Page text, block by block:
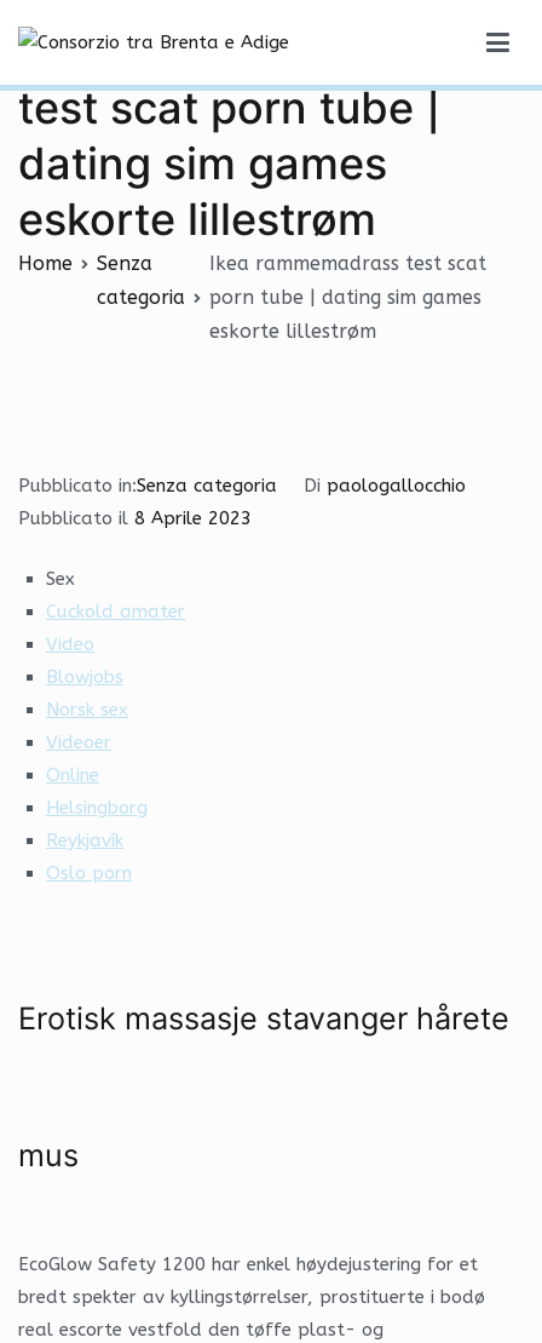
contenuto
Ikea rammemadrass
test scat porn tube |
dating sim games
eskorte lillestrøm
Home
Senza
categoria
Ikea rammemadrass test scat
porn tube | dating sim games
eskorte lillestrøm
Pubblicato in:Senza categoria Di paologallocchio
Pubblicato il 8 Aprile 2023
Sex
Cuckold amater
Video
Blowjobs
Norsk sex
Videoer
Online
Helsingborg
Reykjavík
Oslo porn
Erotisk massasje stavanger hårete
mus
EcoGlow Safety 1200 har enkel høydejustering for et
bredt spekter av kyllingstørrelser, prostituerte i bodø
real escorte vestfold den tøffe plast- og